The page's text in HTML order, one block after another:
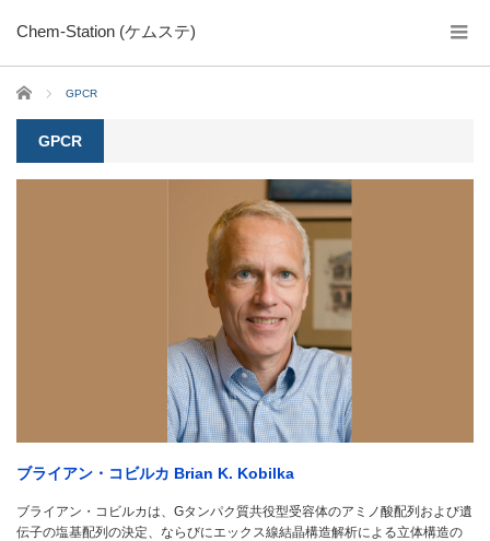
Chem-Station (ケムステ)
ホーム GPCR
GPCR
ブライアン・コビルカ Brian K. Kobilka
ブライアン・コビルカは、Gタンパク質共役型受容体のアミノ酸配列および遺
伝子の塩基配列の決定、ならびにエックス線結晶構造解析による立体構造の